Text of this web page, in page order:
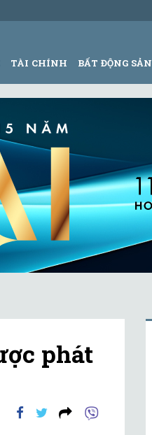
TÀI CHÍNH BẤT ĐỘNG SẢN
phát